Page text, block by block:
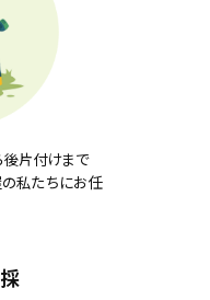
片付けまで
私たちにお任